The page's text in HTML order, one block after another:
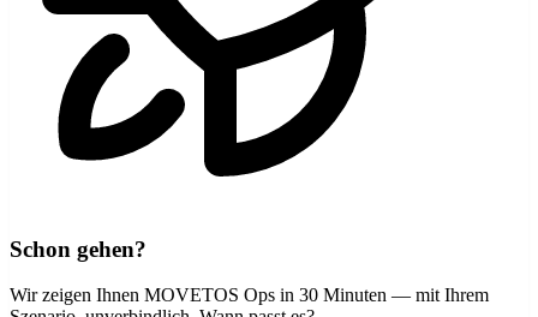
Schon gehen?
Wir zeigen Ihnen MOVETOS Ops in 30 Minuten — mit Ihrem